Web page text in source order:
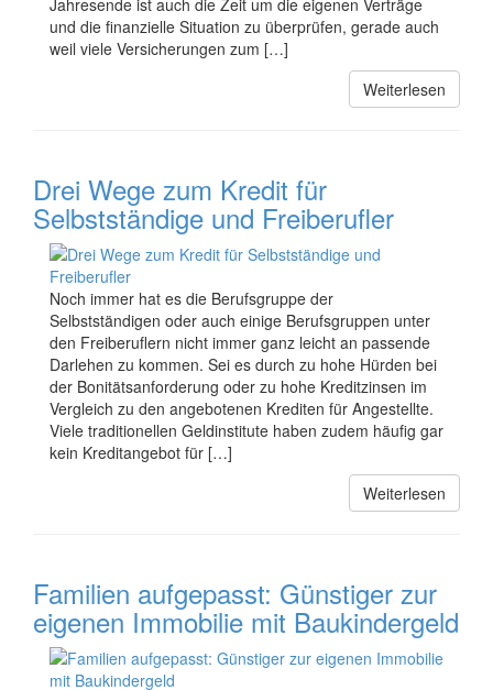
Jahresende ist auch die Zeit um die eigenen Verträge
und die finanzielle Situation zu überprüfen, gerade auch
weil viele Versicherungen zum […]
Weiterlesen
Drei Wege zum Kredit für
Selbstständige und Freiberufler
Noch immer hat es die Berufsgruppe der
Selbstständigen oder auch einige Berufsgruppen unter
den Freiberuflern nicht immer ganz leicht an passende
Darlehen zu kommen. Sei es durch zu hohe Hürden bei
der Bonitätsanforderung oder zu hohe Kreditzinsen im
Vergleich zu den angebotenen Krediten für Angestellte.
Viele traditionellen Geldinstitute haben zudem häufig gar
kein Kreditangebot für […]
Weiterlesen
Familien aufgepasst: Günstiger zur
eigenen Immobilie mit Baukindergeld